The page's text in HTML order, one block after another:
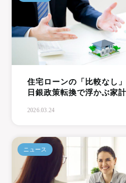
住宅ローンの「比較なし
日銀政策転換で浮かぶ家
2026.03.24
ニュース